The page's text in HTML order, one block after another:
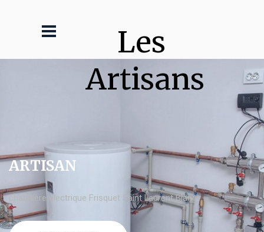
Les
Artisans
ARTISAN
chaudière électrique Frisquet Saint Laurent Blangy